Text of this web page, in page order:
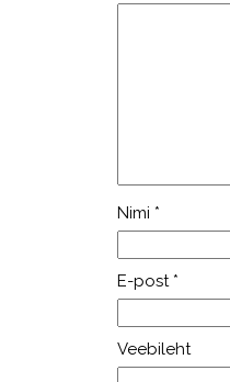
Nimi *
E-post *
Veebileht